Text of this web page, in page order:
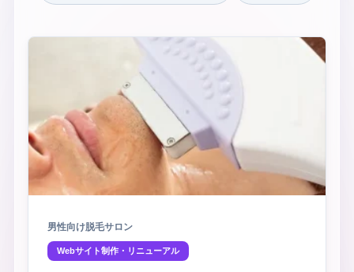
男性向け脱毛サロン
Webサイト制作・リニューアル